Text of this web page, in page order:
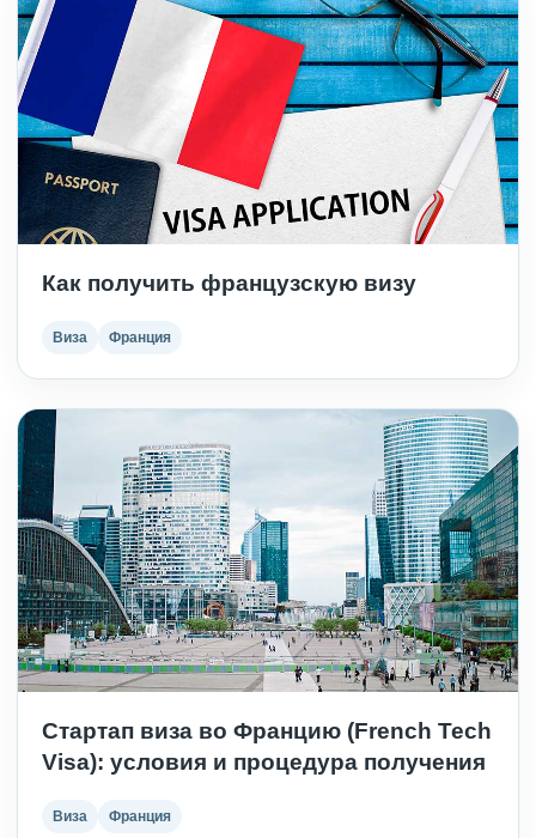
Как получить французскую визу
Виза Франция
Стартап виза во Францию (French Tech
Visa): условия и процедура получения
Виза Франция